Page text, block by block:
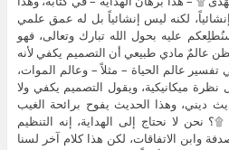
لكنه ليس إنشائياً بل له عمق علمي
عليه بحول الله تبارك وتعالى، فهو
عالمٌ مادي طبيعي أن التصميم يكفي لأنه
عالم الحياة – مثلاً – وعالم الموات،
ميكانيكية، ويقول التصميم يكفي ولا
ديني، وهذا الحديث يفوح برائحة الغيب
نحن لا نحتاج إلى الهداية، إنه التنظيم
وابن الاتفاقات، لكن هذا كلام آخر لسنا